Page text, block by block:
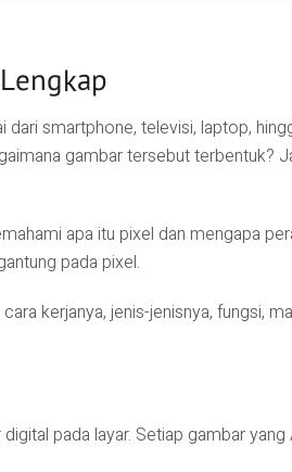
smartphone, televisi, laptop,
gambar tersebut
apa itu pixel dan mengapa
pada pixel.
kerjanya, jenis-jenisnya, fungsi,
pada layar. Setiap gambar